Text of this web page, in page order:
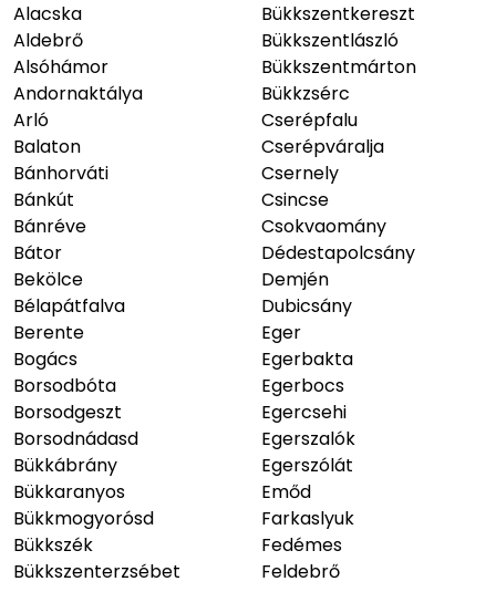
Alacska
Aldebrő
Alsóhámor
Andornaktálya
Arló
Balaton
Bánhorváti
Bánkút
Bánréve
Bátor
Bekölce
Bélapátfalva
Berente
Bogács
Borsodbóta
Borsodgeszt
Borsodnádasd
Bükkábrány
Bükkaranyos
Bükkmogyorósd
Bükkszék
Bükkszenterzsébet
Bükkszentkereszt
Bükkszentlászló
Bükkszentmárton
Bükkzsérc
Cserépfalu
Cserépváralja
Csernely
Csincse
Csokvaomány
Dédestapolcsány
Demjén
Dubicsány
Eger
Egerbakta
Egerbocs
Egercsehi
Egerszalók
Egerszólát
Emőd
Farkaslyuk
Fedémes
Feldebrő